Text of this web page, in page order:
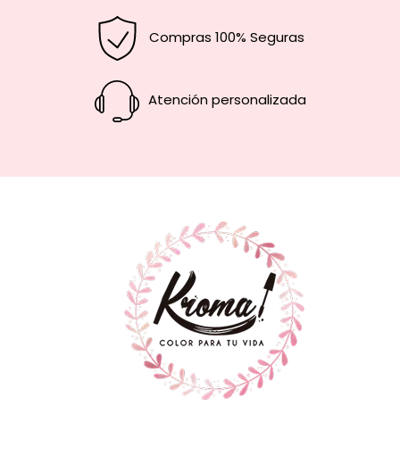
Compras 100% Seguras
Atención personalizada